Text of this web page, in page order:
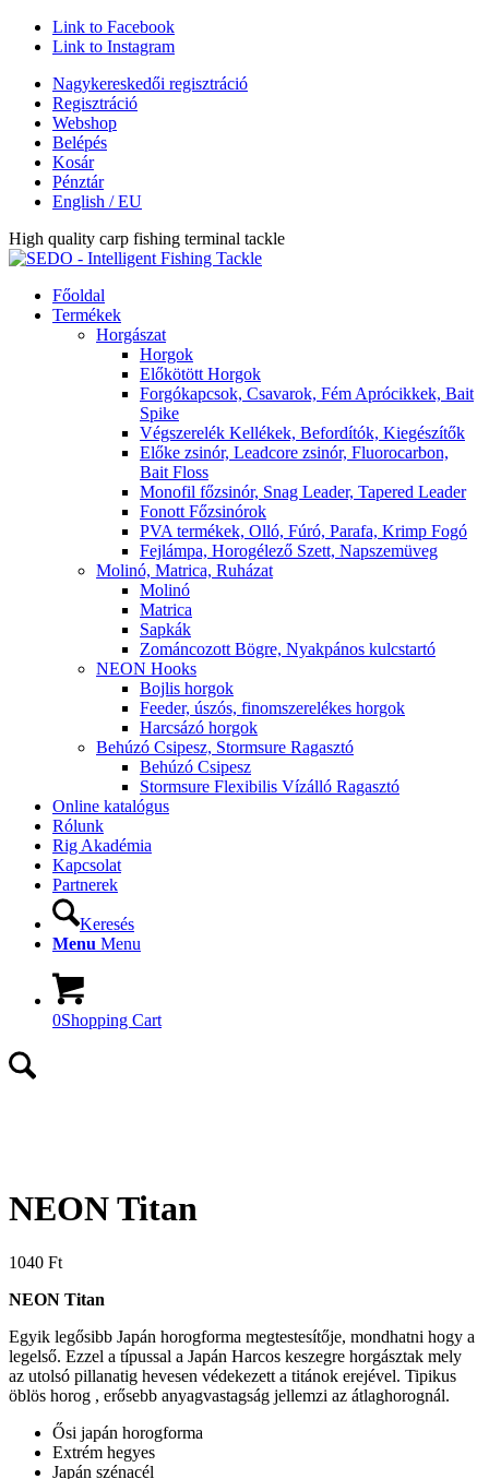
Link to Facebook
Link to Instagram
Nagykereskedői regisztráció
Regisztráció
Webshop
Belépés
Kosár
Pénztár
English / EU
High quality carp fishing terminal tackle
Főoldal
Termékek
Horgászat
Horgok
Előkötött Horgok
Forgókapcsok, Csavarok, Fém Aprócikkek, Bait
Spike
Végszerelék Kellékek, Befordítók, Kiegészítők
Előke zsinór, Leadcore zsinór, Fluorocarbon,
Bait Floss
Monofil főzsinór, Snag Leader, Tapered Leader
Fonott Főzsinórok
PVA termékek, Olló, Fúró, Parafa, Krimp Fogó
Fejlámpa, Horogélező Szett, Napszemüveg
Molinó, Matrica, Ruházat
Molinó
Matrica
Sapkák
Zománcozott Bögre, Nyakpános kulcstartó
NEON Hooks
Bojlis horgok
Feeder, úszós, finomszerelékes horgok
Harcsázó horgok
Behúzó Csipesz, Stormsure Ragasztó
Behúzó Csipesz
Stormsure Flexibilis Vízálló Ragasztó
Online katalógus
Rólunk
Rig Akadémia
Kapcsolat
Partnerek
Keresés
Menu Menu
0Shopping Cart
NEON Titan
1040 Ft
NEON Titan
Egyik legősibb Japán horogforma megtestesítője, mondhatni hogy a
legelső. Ezzel a típussal a Japán Harcos keszegre horgásztak mely
az utolsó pillanatig hevesen védekezett a titánok erejével. Tipikus
öblös horog , erősebb anyagvastagság jellemzi az átlaghorognál.
Ősi japán horogforma
Extrém hegyes
Japán szénacél